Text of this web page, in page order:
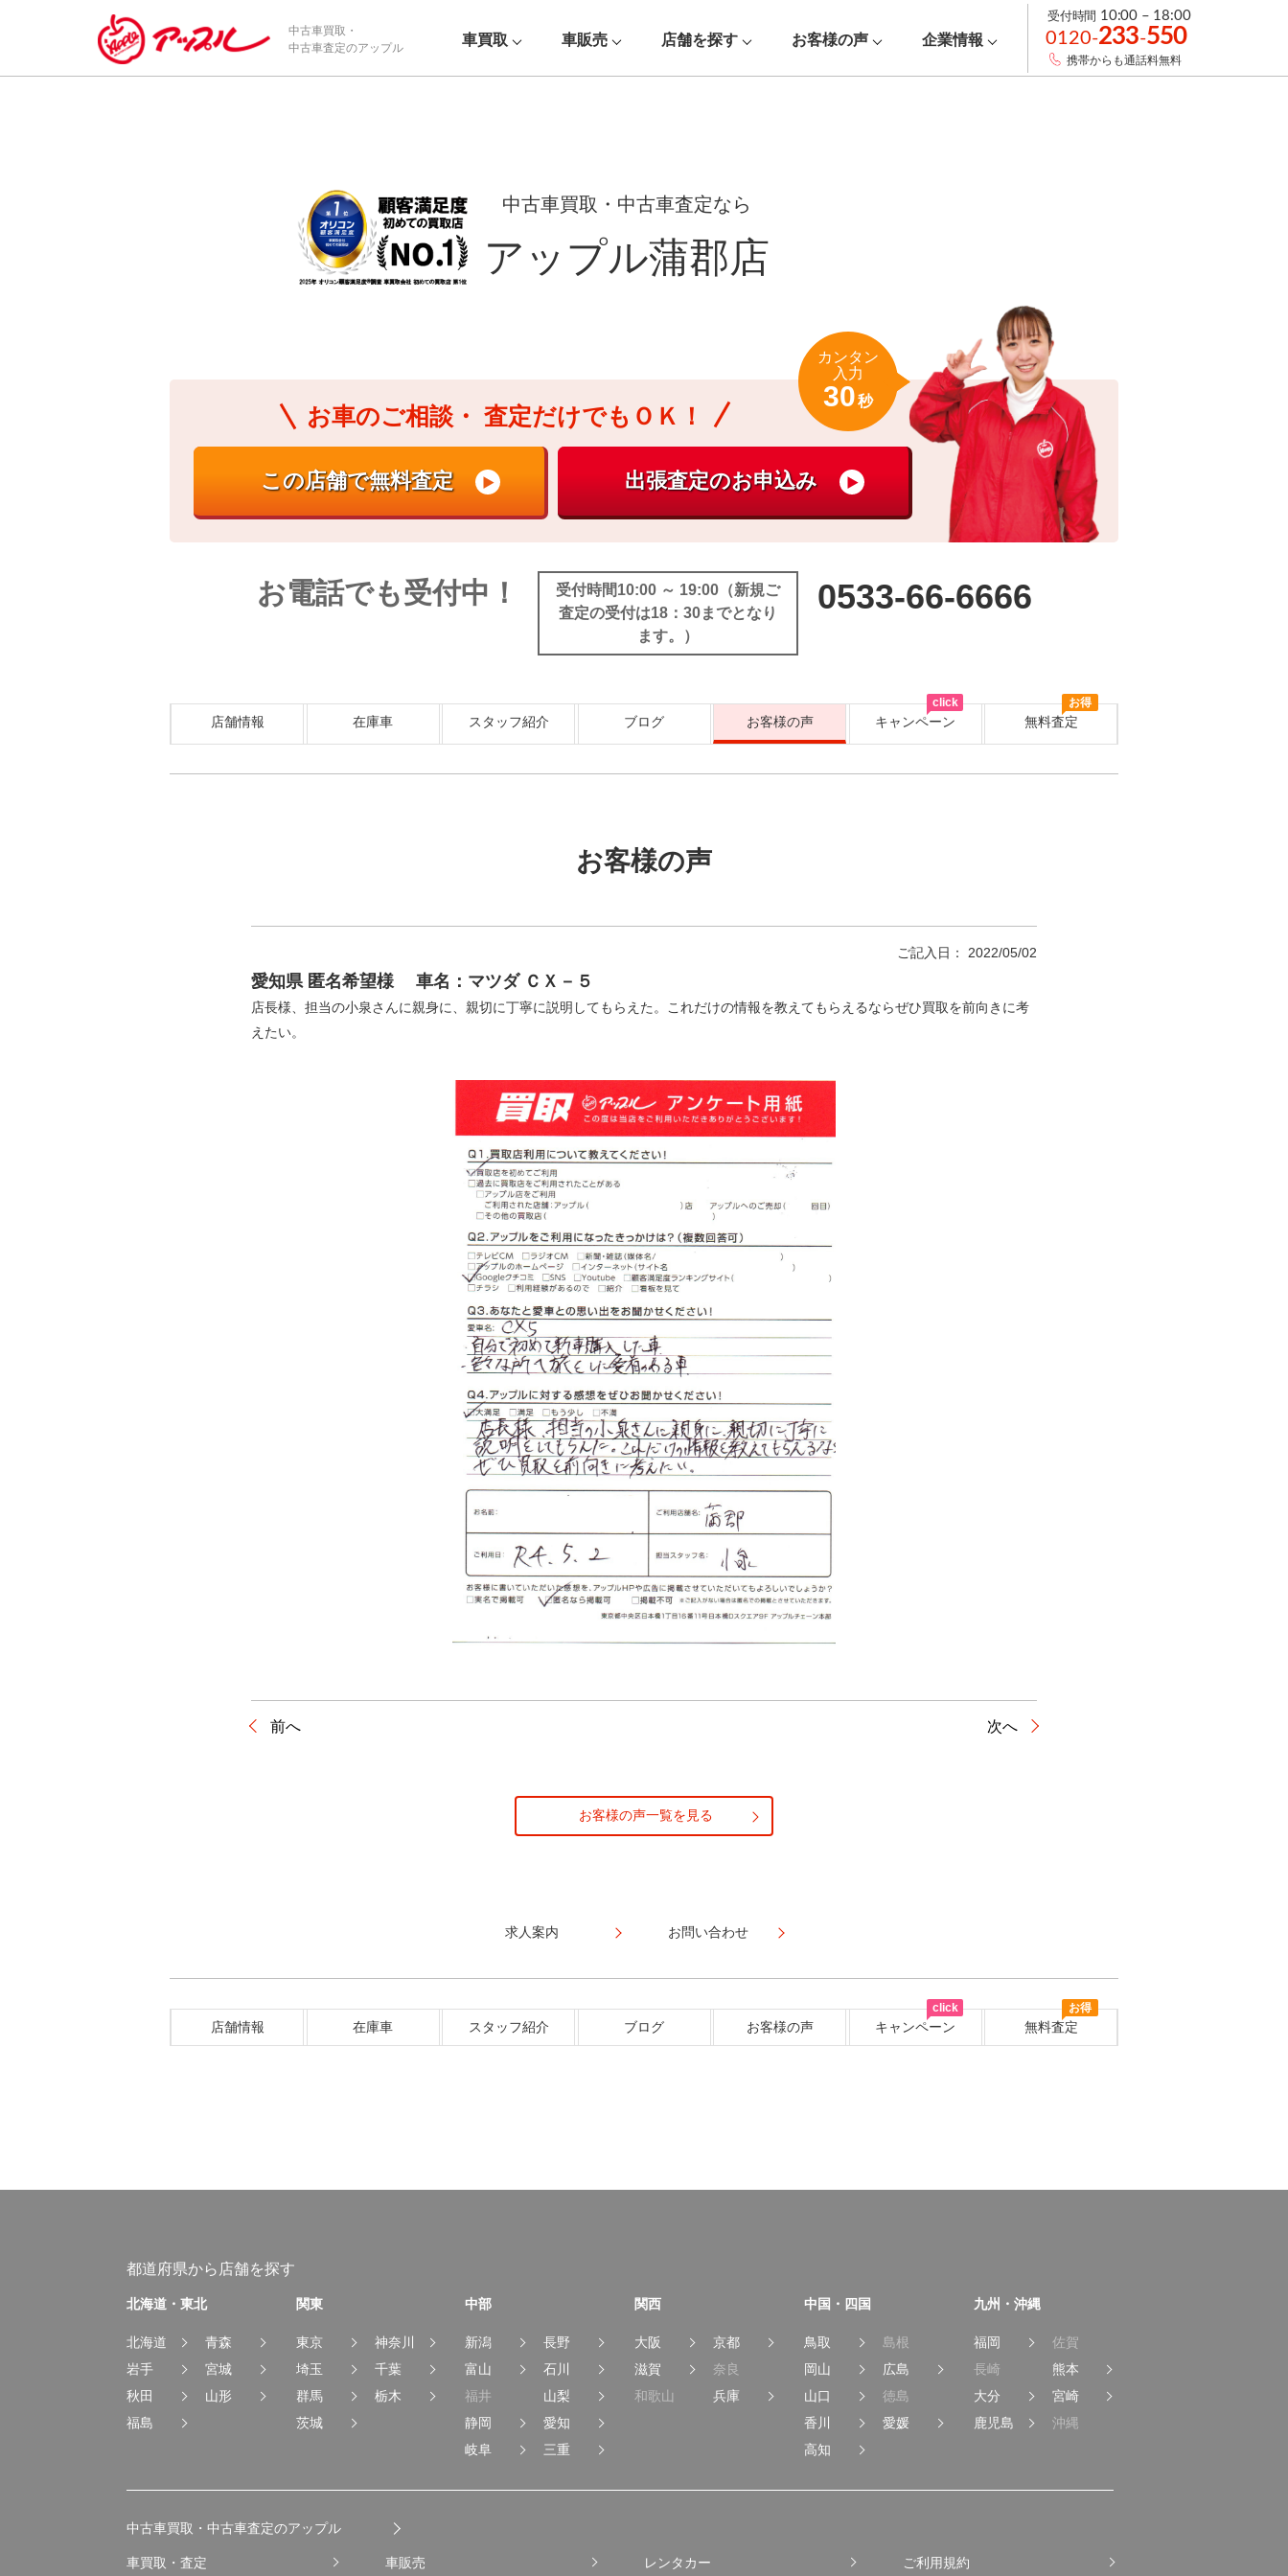
/*ABテスト_新規査定フォームの為のCVボタン*/
中古車買取・
中古車査定のアップル
車買取 車販売 店舗を探す お客様の声 企業情報
受付時間 10:00 – 18:00
0120-233-550
携帯からも通話料無料
中古車買取・中古車査定なら
アップル蒲郡店
お車のご相談・ 査定だけでもＯＫ！
カンタン
入力
30秒
お電話でも受付中！
受付時間10:00 ～ 19:00（新規ご
査定の受付は18：30までとなり
ます。）
0533-66-6666
店舗情報 在庫車 スタッフ紹介 ブログ お客様の声 キャンペーン
お得
無料査定
click
お客様の声
ご記入日： 2022/05/02
愛知県 匿名希望様 車名：マツダ ＣＸ－５
店長様、担当の小泉さんに親身に、親切に丁寧に説明してもらえた。これだけの情報を教えてもらえるならぜひ買取を前向きに考
えたい。
前へ 次へ
お客様の声一覧を見る
求人案内 お問い合わせ
店舗情報 在庫車 スタッフ紹介 ブログ お客様の声 キャンペーン
お得
無料査定
click
都道府県から店舗を探す
北海道・東北
北海道
青森
岩手
宮城
秋田
山形
福島
関東
東京
神奈川
埼玉
千葉
群馬
栃木
茨城
中部
新潟
長野
富山
石川
福井
山梨
静岡
愛知
岐阜
三重
関西
大阪
京都
滋賀
奈良
和歌山
兵庫
中国・四国
鳥取
島根
岡山
広島
山口
徳島
香川
愛媛
高知
九州・沖縄
福岡
佐賀
長崎
熊本
大分
宮崎
鹿児島
沖縄
中古車買取・中古車査定のアップル
車買取・査定 車販売 レンタカー ご利用規約